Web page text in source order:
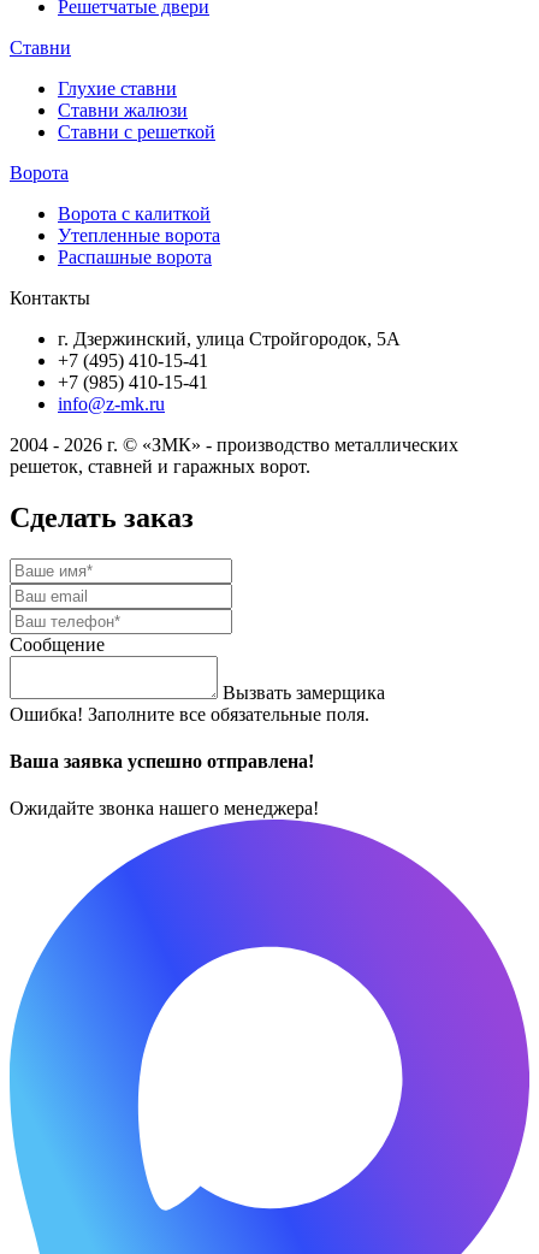
Решетчатые двери
Ставни
Глухие ставни
Ставни жалюзи
Ставни с решеткой
Ворота
Ворота с калиткой
Утепленные ворота
Распашные ворота
Контакты
г. Дзержинский, улица Стройгородок, 5А
+7 (495) 410-15-41
+7 (985) 410-15-41
info@z-mk.ru
2004 - 2026 г. © «ЗМК» - производство металлических
решеток, ставней и гаражных ворот.
Сделать заказ
Сообщение
Вызвать замерщика
Ошибка! Заполните все обязательные поля.
Ваша заявка успешно отправлена!
Ожидайте звонка нашего менеджера!